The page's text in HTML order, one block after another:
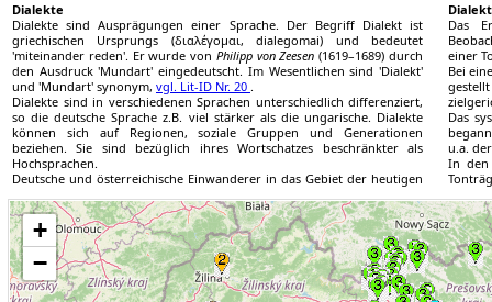
Dialekte
Dialekte sind Ausprägungen einer Sprache. Der Begriff Dialekt ist
griechischen Ursprungs (διαλέγομαι, dialegomai) und bedeutet
'miteinander reden'. Er wurde von Philipp von Zeesen (1619–1689) durch
den Ausdruck 'Mundart' eingedeutscht. Im Wesentlichen sind 'Dialekt'
und 'Mundart' synonym, vgl. Lit-ID Nr. 20 .
Dialekte sind in verschiedenen Sprachen unterschiedlich differenziert,
so die deutsche Sprache z.B. viel stärker als die ungarische. Dialekte
können sich auf Regionen, soziale Gruppen und Generationen
beziehen. Sie sind bezüglich ihres Wortschatzes beschränkter als
Hochsprachen.
Deutsche und österreichische Einwanderer in das Gebiet der heutigen
sich und ließen neue, nur in bestimmten Gebieten gesprochene
entstehen.
Das
einer
Bei
Das
u.a.
In den
Das
+
−
Region_nr: 5Region_nr: 3Region_nr: 5Region_nr: 4Region_nr: 4Region_nr: 3
3Region_nr: 5Region_nr: 3Region_nr: 3Region_nr: 3Region_nr: 3Region_nr: 3
3Region_nr: 5Region_nr: 3Region_nr: 3Region_nr: 3Region_nr: 3Region_nr: 3
3Region_nr: 3Region_nr: 3Region_nr: 3Region_nr: 3Region_nr: 3Region_nr: 3
4Region_nr: 3Region_nr: 3Region_nr: 4Region_nr: 3Region_nr: 3Region_nr: 3